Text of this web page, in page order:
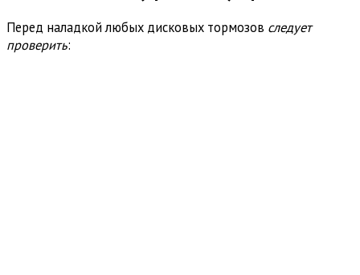
Перед наладкой любых дисковых тормозов следует
проверить: